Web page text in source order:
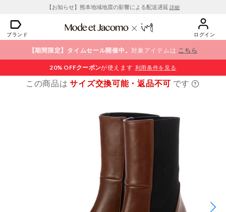
【お知らせ】熊本地域地震の影響による配送遅延 詳細
ブランド ログイン
【期間限定】タイムセール開催中。対象アイテムは こちら
20% OFFクーポンが使えます 利用条件を見る
この商品はサイズ交換可能・返品不可 です